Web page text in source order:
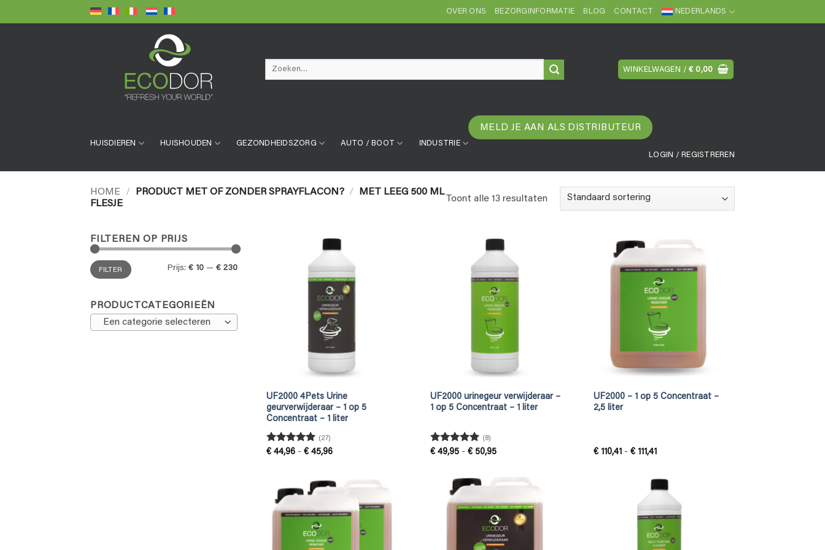
naar
OVER ONS BEZORGINFORMATIE BLOG CONTACT NEDERLANDS
Zoeken
WINKELWAGEN /€ 0,00
HUISDIEREN HUISHOUDEN GEZONDHEIDSZORG AUTO / BOOT INDUSTRIE
MELD JE AAN ALS DISTRIBUTEUR
LOGIN / REGISTREREN
HOME / PRODUCT MET OF ZONDER SPRAYFLACON? /
MET LEEG 500 ML
FLESJE
Toont alle 13 resultaten
FILTEREN OP PRIJS
Min.
prijs
Max.
prijsFILTER Prijs: € 10 — € 230
PRODUCTCATEGORIEËN
Een categorie selecteren
UF2000 4Pets Urine
geurverwijderaar – 1 op 5
Concentraat – 1 liter
Gewaardeerd
(27)
€ 44,96 - € 45,96Prijsklasse:
UF2000 urinegeur verwijderaar –
1 op 5 Concentraat – 1 liter
Gewaardeerd
(8)
€49,95 - €50,95Prijsklasse:
UF2000 – 1 op 5 Concentraat –
2,5 liter
€ 110,41 - € 111,41
€ 111,41